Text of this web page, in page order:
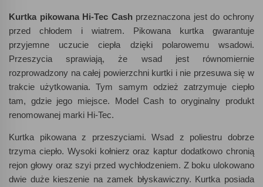
Kurtka pikowana Hi-Tec Cashprzeznaczona jest do ochrony
przed chłodem i wiatrem. Pikowana kurtka gwarantuje
przyjemne uczucie ciepła dzięki polarowemu wsadowi.
Przeszycia sprawiają, że wsad jest równomiernie
rozprowadzony na całej powierzchni kurtki i nie przesuwa się w
trakcie użytkowania. Tym samym odzież zatrzymuje ciepło
tam, gdzie jego miejsce. Model Cash to oryginalny produkt
renomowanej marki Hi-Tec.
Kurtka pikowana z przeszyciami. Wsad z poliestru dobrze
trzyma ciepło. Wysoki kołnierz oraz kaptur dodatkowo chronią
rejon głowy oraz szyi przed wychłodzeniem. Z boku ulokowano
dwie duże kieszenie na zamek błyskawiczny. Kurtka posiada